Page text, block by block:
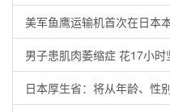
美军鱼鹰运输机首次在日本
男子患肌肉萎缩症 花17小时
日本厚生省：将从年龄、性